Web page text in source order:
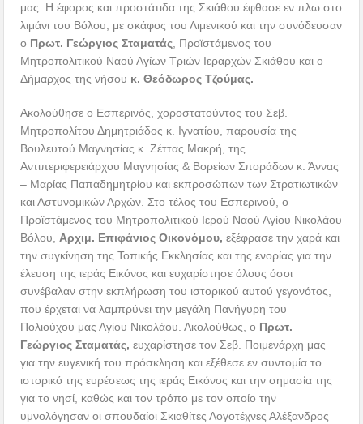
μας. Η έφορος και προστάτιδα της Σκιάθου έφθασε εν πλω στο
λιμάνι του Βόλου, με σκάφος του Λιμενικού και την συνόδευσαν
ο Πρωτ. Γεώργιος Σταματάς, Προϊστάμενος του
Μητροπολιτικού Ναού Αγίων Τριών Ιεραρχών Σκιάθου και ο
Δήμαρχος της νήσου κ. Θεόδωρος Τζούμας.
Ακολούθησε ο Εσπερινός, χοροστατούντος του Σεβ.
Μητροπολίτου Δημητριάδος κ. Ιγνατίου, παρουσία της
Βουλευτού Μαγνησίας κ. Ζέττας Μακρή, της
Αντιπεριφερειάρχου Μαγνησίας & Βορείων Σποράδων κ. Άννας
– Μαρίας Παπαδημητρίου και εκπροσώπων των Στρατιωτικών
και Αστυνομικών Αρχών. Στο τέλος του Εσπερινού, ο
Προϊστάμενος του Μητροπολιτικού Ιερού Ναού Αγίου Νικολάου
Βόλου,Αρχιμ. Επιφάνιος Οικονόμου,εξέφρασε την χαρά και
την συγκίνηση της Τοπικής Εκκλησίας και της ενορίας για την
έλευση της ιεράς Εικόνος και ευχαρίστησε όλους όσοι
συνέβαλαν στην εκπλήρωση του ιστορικού αυτού γεγονότος,
που έρχεται να λαμπρύνει την μεγάλη Πανήγυρη του
Πολιούχου μας Αγίου Νικολάου. Ακολούθως, ο Πρωτ.
Γεώργιος Σταματάς, ευχαρίστησε τον Σεβ. Ποιμενάρχη μας
για την ευγενική του πρόσκληση και εξέθεσε εν συντομία το
ιστορικό της ευρέσεως της ιεράς Εικόνος και την σημασία της
για το νησί, καθώς και τον τρόπο με τον οποίο την
υμνολόγησαν οι σπουδαίοι Σκιαθίτες Λογοτέχνες Αλέξανδρος